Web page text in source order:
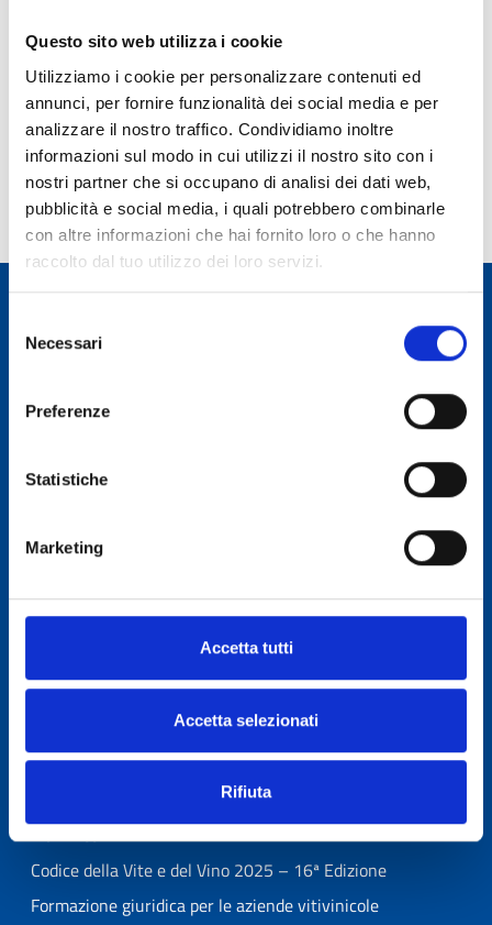
Questo sito web utilizza i cookie
Utilizziamo i cookie per personalizzare contenuti ed
annunci, per fornire funzionalità dei social media e per
analizzare il nostro traffico. Condividiamo inoltre
informazioni sul modo in cui utilizzi il nostro sito con i
nostri partner che si occupano di analisi dei dati web,
pubblicità e social media, i quali potrebbero combinarle
con altre informazioni che hai fornito loro o che hanno
raccolto dal tuo utilizzo dei loro servizi.
delNecessari
Preferenze
Statistiche
Marketing
Accetta tutti
Accetta selezionati
Rifiuta
vite
Ultimo aggiornamento:12 giugno 2026 15:49
Fiere
SERVIZI
RT-LAB Aceto
RT-LAB Vino
Bandi OCM Promozione Vino Paesi Terzi
OCM Investimenti in cantina
Assistenza su normative dei Paesi Terzi
Alert normativo – UIVLex
Compendio – Regole di etichettatura dei prodotti
vitivinicoli
Codice della Vite e del Vino 2025 – 16ª Edizione
Formazione giuridica per le aziende vitivinicole